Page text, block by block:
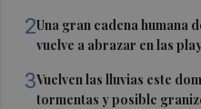
2Una gran cadena humana
vuelve a abrazar en las
3Vuelven las lluvias este
tormentas y posible